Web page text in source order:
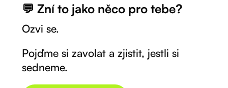
💬 Zní to jako něco pro tebe?
Ozvi se.
Pojďme si zavolat a zjistit, jestli si
sedneme.